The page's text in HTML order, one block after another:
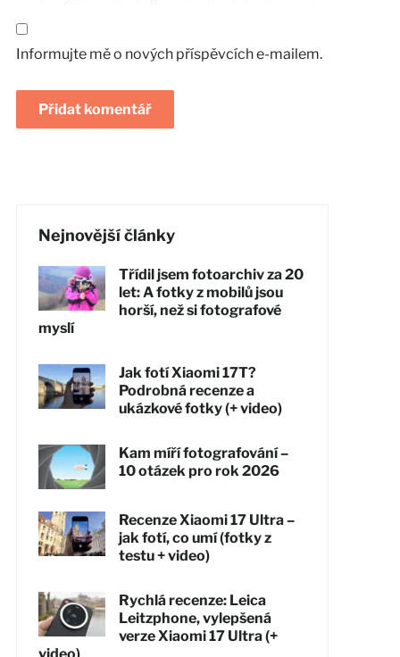
Informujte mě o nových příspěvcích e-mailem.
Nejnovější články
Třídil jsem fotoarchiv za 20
let: A fotky z mobilů jsou
horší, než si fotografové
myslí
Jak fotí Xiaomi 17T?
Podrobná recenze a
ukázkové fotky (+ video)
Kam míří fotografování –
10 otázek pro rok 2026
Recenze Xiaomi 17 Ultra –
jak fotí, co umí (fotky z
testu + video)
Rychlá recenze: Leica
Leitzphone, vylepšená
verze Xiaomi 17 Ultra (+